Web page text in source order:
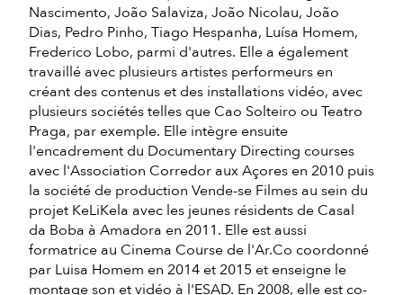
Nascimento, João Salaviza, João Nicolau, João
Dias, Pedro Pinho, Tiago Hespanha, Luísa Homem,
Frederico Lobo, parmi d'autres. Elle a également
travaillé avec plusieurs artistes performeurs en
créant des contenus et des installations vidéo, avec
plusieurs sociétés telles que Cao Solteiro ou Teatro
Praga, par exemple. Elle intègre ensuite
l'encadrement du Documentary Directing courses
avec l'Association Corredor aux Açores en 2010 puis
la société de production Vende-se Filmes au sein du
projet KeLiKela avec les jeunes résidents de Casal
da Boba à Amadora en 2011. Elle est aussi
formatrice au Cinema Course de l'Ar.Co coordonné
par Luisa Homem en 2014 et 2015 et enseigne le
montage son et vidéo à l'ESAD. En 2008, elle est co-